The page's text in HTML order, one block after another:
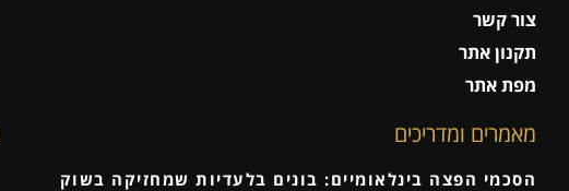
צור קשר
תקנון אתר
מפת אתר
מאמרים ומדריכים
הסכמי הפצה בינלאומיים: בונים בלעדיות שמחזיקה בשוק